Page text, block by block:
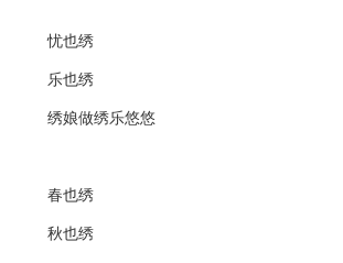
忧也绣
乐也绣
绣娘做绣乐悠悠
春也绣
秋也绣